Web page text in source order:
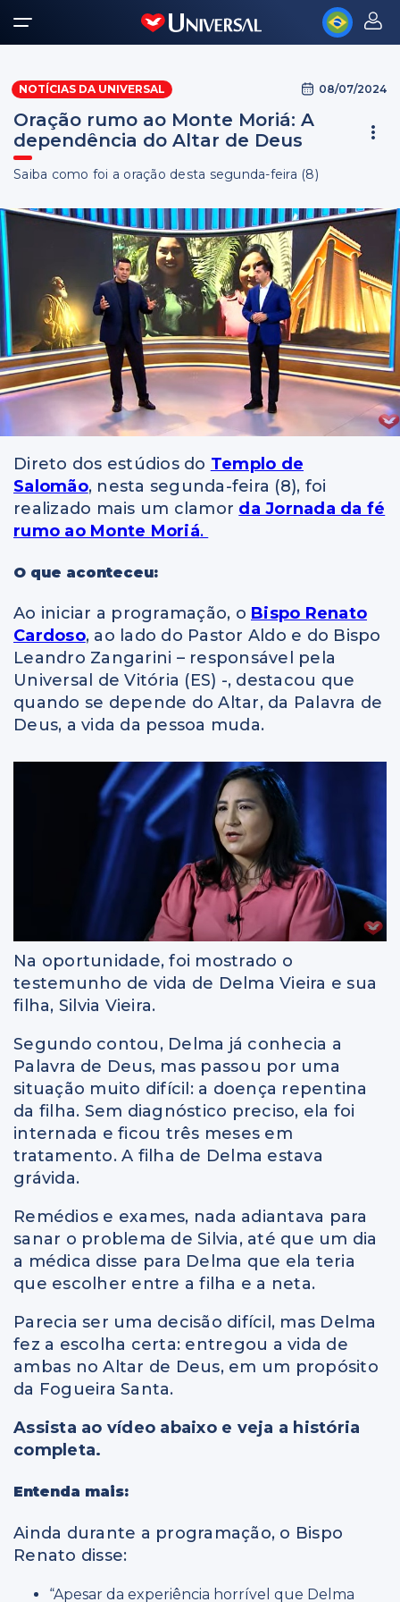
NOTÍCIAS DA UNIVERSAL 08/07/2024
Oração rumo ao Monte Moriá: A
dependência do Altar de Deus
Saiba como foi a oração desta segunda-feira (8)
Direto dos estúdios do Templo de
Salomão, nesta segunda-feira (8), foi
realizado mais um clamor da Jornada da fé
rumo ao Monte Moriá.
O que aconteceu:
Ao iniciar a programação, o Bispo Renato
Cardoso, ao lado do Pastor Aldo e do Bispo
Leandro Zangarini – responsável pela
Universal de Vitória (ES) -, destacou que
quando se depende do Altar, da Palavra de
Deus, a vida da pessoa muda.
Na oportunidade, foi mostrado o
testemunho de vida de Delma Vieira e sua
filha, Silvia Vieira.
Segundo contou, Delma já conhecia a
Palavra de Deus, mas passou por uma
situação muito difícil: a doença repentina
da filha. Sem diagnóstico preciso, ela foi
internada e ficou três meses em
tratamento. A filha de Delma estava
grávida.
Remédios e exames, nada adiantava para
sanar o problema de Silvia, até que um dia
a médica disse para Delma que ela teria
que escolher entre a filha e a neta.
Parecia ser uma decisão difícil, mas Delma
fez a escolha certa: entregou a vida de
ambas no Altar de Deus, em um propósito
da Fogueira Santa.
Assista ao vídeo abaixo e veja a história
completa.
Entenda mais:
Ainda durante a programação, o Bispo
Renato disse:
“Apesar da experiência horrível que Delma